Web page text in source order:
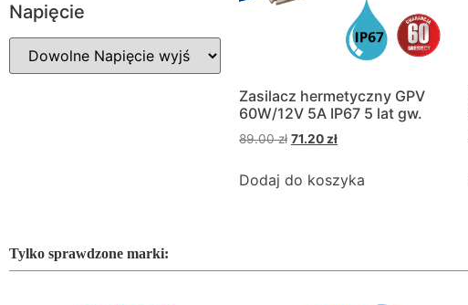
Napięcie
Zasilacz hermetyczny GPV
60W/12V 5A IP67 5 lat gw.
89.00zł 71.20 zł
Dodaj do koszyka
Tylko sprawdzone marki: